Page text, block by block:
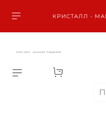
КРИСТАЛЛ -
КРИСТАЛЛ - МАГАЗИН ПОДАРКОВ